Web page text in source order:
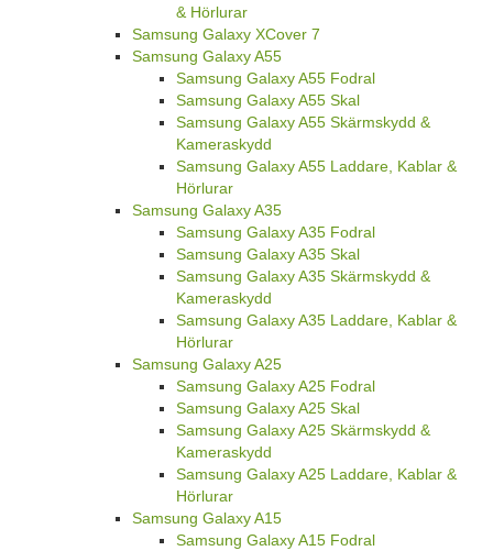
& Hörlurar
Samsung Galaxy XCover 7
Samsung Galaxy A55
Samsung Galaxy A55 Fodral
Samsung Galaxy A55 Skal
Samsung Galaxy A55 Skärmskydd &
Kameraskydd
Samsung Galaxy A55 Laddare, Kablar &
Hörlurar
Samsung Galaxy A35
Samsung Galaxy A35 Fodral
Samsung Galaxy A35 Skal
Samsung Galaxy A35 Skärmskydd &
Kameraskydd
Samsung Galaxy A35 Laddare, Kablar &
Hörlurar
Samsung Galaxy A25
Samsung Galaxy A25 Fodral
Samsung Galaxy A25 Skal
Samsung Galaxy A25 Skärmskydd &
Kameraskydd
Samsung Galaxy A25 Laddare, Kablar &
Hörlurar
Samsung Galaxy A15
Samsung Galaxy A15 Fodral